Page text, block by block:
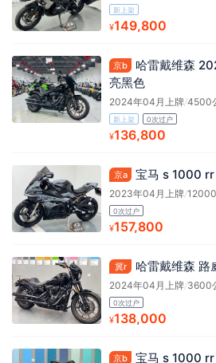
新上架
¥149,800
京b
哈雷戴维森
亮黑色
2024年04月上牌/4500
新上架 0次过户
¥136,800
京a 宝马 s 1000 rr
2023年04月上牌/
0次过户
¥157,800
冀r 哈雷戴维森
2024年04月上牌/3600
0次过户
¥138,000
京b 宝马 s 1000 rr